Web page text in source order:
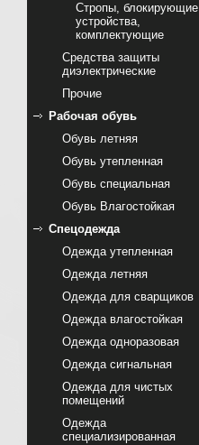
Стропы, блокирующие
устройства,
комплектующие
Cредства защиты
диэлектрические
Прочие
Рабочая обувь
Обувь летняя
Обувь утепленная
Обувь специальная
Обувь Влагостойкая
Спецодежда
Одежда утепленная
Одежда летняя
Одежда для сварщиков
Одежда влагостойкая
Одежда одноразовая
Одежда сигнальная
Одежда для чистых
помещений
Одежда
специализированная